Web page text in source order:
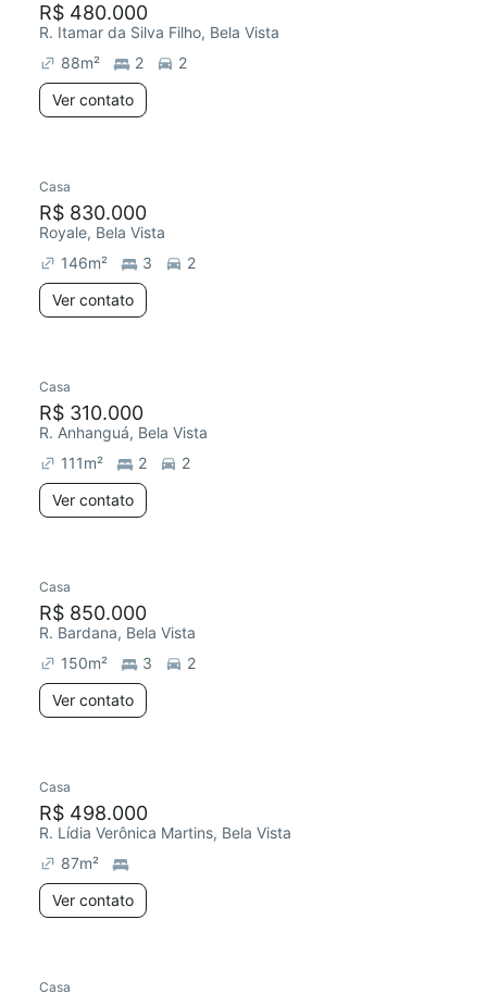
R$ 480.000
R. Itamar da Silva Filho, Bela Vista
88m² 2
2
Ver contato
Casa
R$ 830.000
Royale, Bela Vista
146m² 3
2
Ver contato
Casa
R$ 310.000
R. Anhanguá, Bela Vista
111m² 2
2
Ver contato
Casa
R$ 850.000
R. Bardana, Bela Vista
150m² 3
2
Ver contato
Casa
R$ 498.000
R. Lídia Verônica Martins, Bela Vista
87m²
Ver contato
Casa